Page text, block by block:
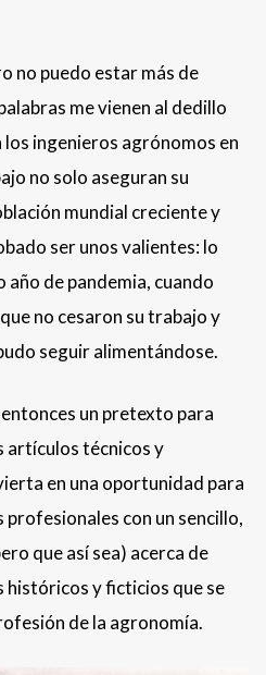
no puedo estar más de
me vienen al dedillo
ingenieros agrónomos en
no solo aseguran su
mundial creciente y
ser unos valientes: lo
de pandemia, cuando
no cesaron su trabajo y
seguir alimentándose.
un pretexto para
artículos técnicos y
en una oportunidad para
con un sencillo,
que así sea) acerca de
históricos y ficticios que se
de la agronomía.